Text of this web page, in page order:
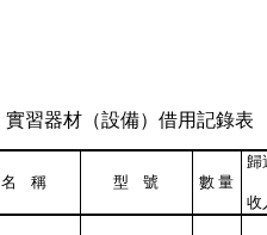
實習器材（設備）借用記錄表
名 稱 型 號 數 量
歸
收